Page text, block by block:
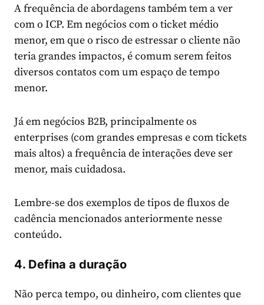
A frequência de abordagens também tem a ver
com o ICP. Em negócios com o ticket médio
menor, em que o risco de estressar o cliente não
teria grandes impactos, é comum serem feitos
diversos contatos com um espaço de tempo
menor.
Já em negócios B2B, principalmente os
enterprises (com grandes empresas e com tickets
mais altos) a frequência de interações deve ser
menor, mais cuidadosa.
Lembre-se dos exemplos de tipos de fluxos de
cadência mencionados anteriormente nesse
conteúdo.
4. Defina a duração
Não perca tempo, ou dinheiro, com clientes que